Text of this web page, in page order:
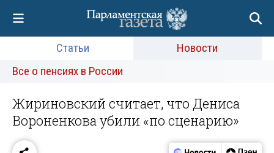
Статьи
Новости
Все о пенсиях в России
Жириновский считает, что Дениса
Вороненкова убили «по сценарию»